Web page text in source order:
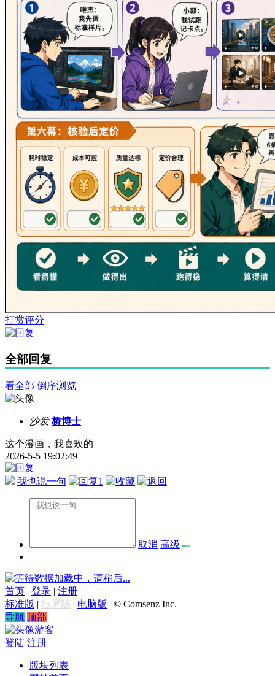
打赏评分
全部回复
看全部 倒序浏览
沙发 桥博士
这个漫画，我喜欢的
2026-5-5 19:02:49
我也说一句 1
取消 高级
数据加载中，请稍后...
首页 | 登录 | 注册
标准版 | 触屏版 | 电脑版 | © Comsenz Inc.
导航 顶部
游客
登陆 注册
版块列表